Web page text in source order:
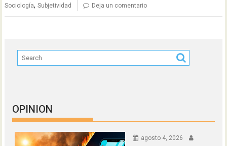
Sociología,Subjetividad Deja un comentario
OPINION
agosto 4, 2026